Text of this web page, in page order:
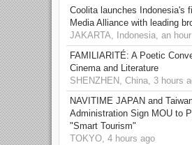
Coolita launches Indonesia's
Media Alliance with leading
JAKARTA, Indonesia, an
FAMILIARITÉ: A Poetic
Cinema and Literature
SHENZHEN, China, 3 hours
NAVITIME JAPAN and
Administration Sign MOU to
"Smart Tourism"
TOKYO, 4 hours ago